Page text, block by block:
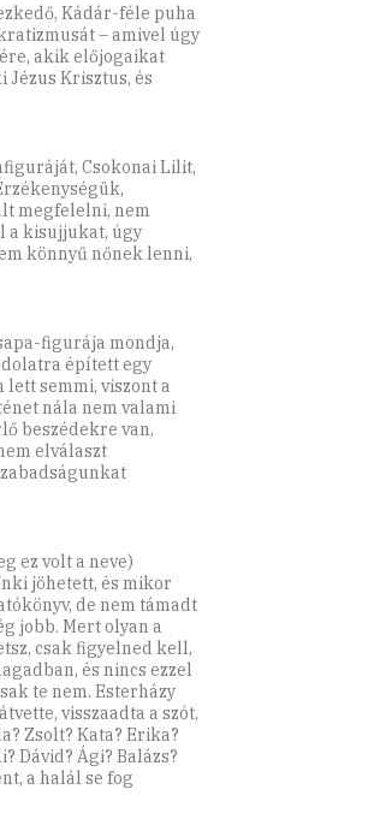
Kádár-féle puha
– amivel úgy
akik előjogaikat
Jézus Krisztus, és
Csokonai Lilit,
megfelelni, nem
a kisujjukat, úgy
könnyű nőnek lenni,
figurája mondja,
épített egy
semmi, viszont a
nála nem valami
beszédekre van,
elválaszt
ez volt a neve)
jöhetett, és mikor
de nem támadt
jobb. Mert olyan a
csak figyelned kell,
és nincs ezzel
te nem. Esterházy
visszaadta a szót,
Zsolt? Kata? Erika?
Dávid? Ági? Balázs?
a halál se fog